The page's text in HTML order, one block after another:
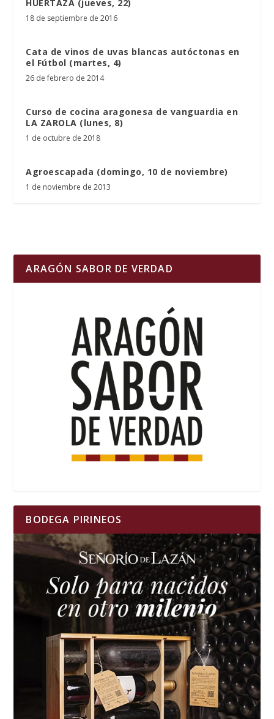
HUERTAZA (jueves, 22)
18 de septiembre de 2016
Cata de vinos de uvas blancas autóctonas en
el Fútbol (martes, 4)
26 de febrero de 2014
Curso de cocina aragonesa de vanguardia en
LA ZAROLA (lunes, 8)
1 de octubre de 2018
Agroescapada (domingo, 10 de noviembre)
1 de noviembre de 2013
ARAGÓN SABOR DE VERDAD
BODEGA PIRINEOS